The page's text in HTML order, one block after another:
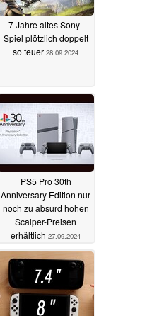
7 Jahre altes Sony-
Spiel plötzlich doppelt
so teuer 28.09.2024
PS5 Pro 30th
Anniversary Edition nur
noch zu absurd hohen
Scalper-Preisen
erhältlich 27.09.2024